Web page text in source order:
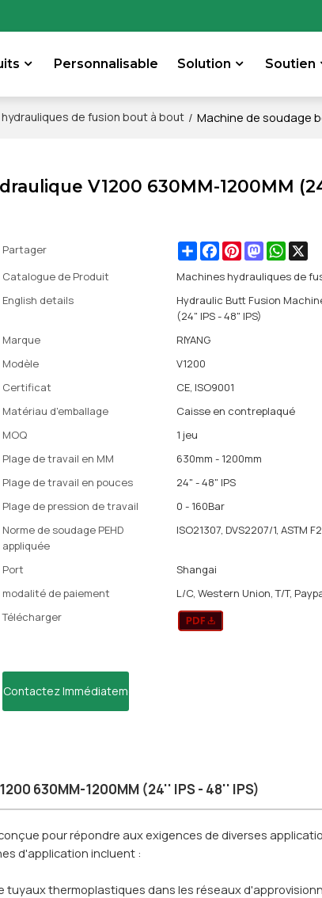
Personnalisable Solution Soutien
de fusion bout à bout / Machine de soudage
V1200 630MM-1200MM
Partager ShareFacebook
PinterestMastodon
Catalogue de Produit
Machines hydrauliques de
English details
Hydraulic Butt Fusion
(24" IPS - 48" IPS)
Marque
RIYANG
Modèle
V1200
Certificat
CE, ISO9001
Matériau d'emballage
Caisse en contreplaqué
MOQ
1 jeu
Plage de travail en MM
630mm - 1200mm
Plage de travail en pouces
24" - 48" IPS
Plage de pression de travail
0 - 160Bar
Norme de soudage PEHD
appliquée
ISO21307, DVS2207/1, ASTM
Port
Shangai
modalité de paiement
L/C, Western Union, T/T,
Télécharger
Contactez Immédiatement
630MM-1200MM (24'' IPS - 48'' IPS)
pour répondre aux exigences de diverses
d'application incluent :
thermoplastiques dans les réseaux